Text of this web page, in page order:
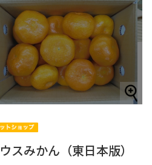
スみかん（東日本版）